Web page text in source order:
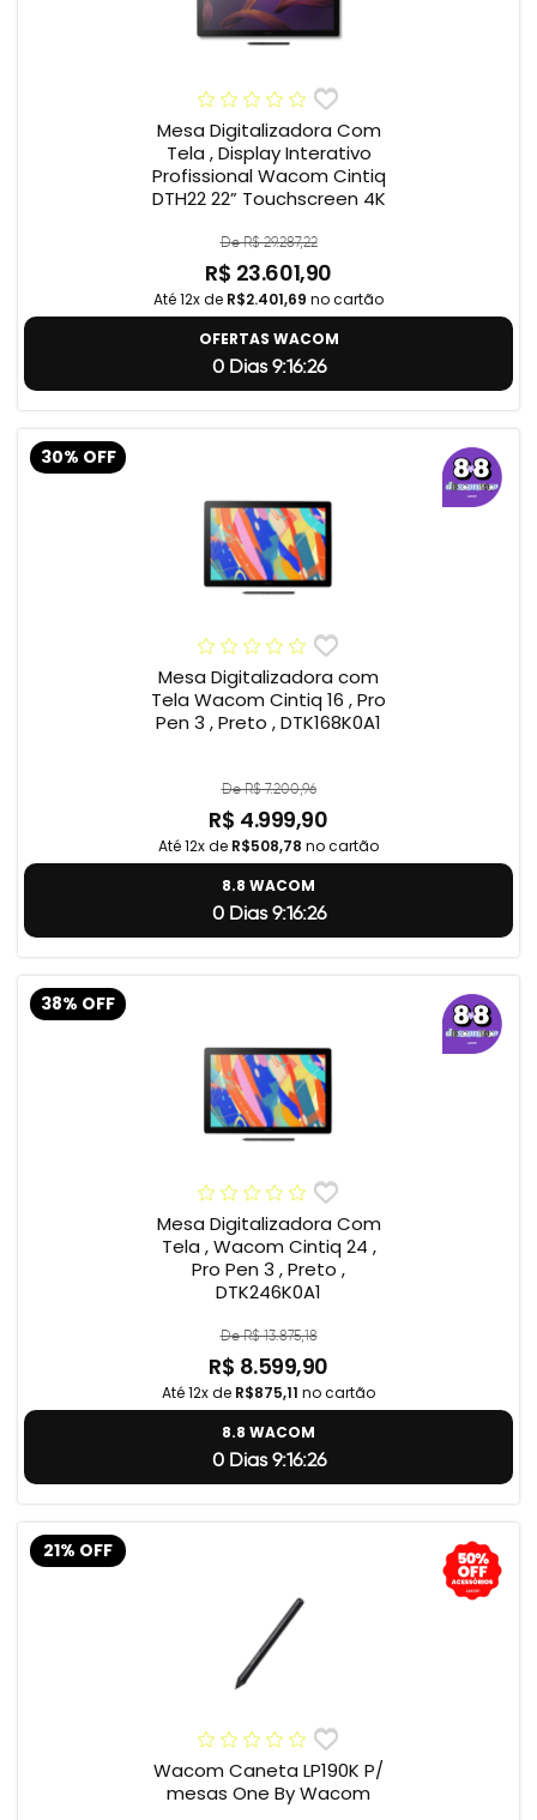
Mesa Digitalizadora Com
Tela , Display Interativo
Profissional Wacom Cintiq
DTH22 22” Touchscreen 4K
De R$ 29.287,22
R$ 23.601,90
Até 12x de R$2.401,69 no cartão
OFERTAS WACOM
0 Dias 9:16:25
30% OFF
Mesa Digitalizadora com
Tela Wacom Cintiq 16 , Pro
Pen 3 , Preto , DTK168K0A1
De R$ 7.200,96
R$ 4.999,90
Até 12x de R$508,78 no cartão
8.8 WACOM
0 Dias 9:16:25
38% OFF
Mesa Digitalizadora Com
Tela , Wacom Cintiq 24 ,
Pro Pen 3 , Preto ,
DTK246K0A1
De R$ 13.875,18
R$ 8.599,90
Até 12x de R$875,11 no cartão
8.8 WACOM
0 Dias 9:16:25
21% OFF
Wacom Caneta LP190K P/
mesas One By Wacom